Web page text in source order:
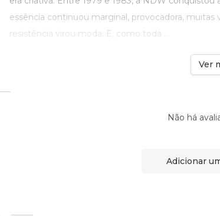
essência continuou marginal, provocadora,
resistência virou moda. E, como toda ...
Ver
Não há
Adicionar